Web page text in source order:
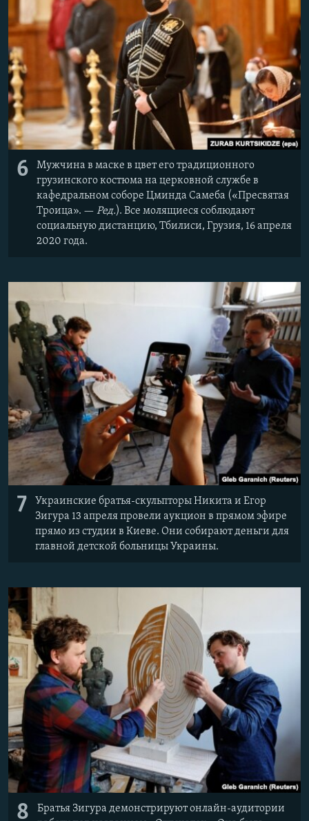
6
Мужчина в маске в цвет его традиционного
грузинского костюма на церковной службе в
кафедральном соборе Цминда Самеба («Пресвятая
Троица». —​ Ред.). Все молящиеся соблюдают
социальную дистанцию, Тбилиси, Грузия, 16 апреля
2020 года.
7
Украинские братья-скульпторы Никита и Егор
Зигура 13 апреля провели аукцион в прямом эфире
прямо из студии в Киеве. Они собирают деньги для
главной детской больницы Украины.
8
Братья Зигура демонстрируют онлайн-аудитории